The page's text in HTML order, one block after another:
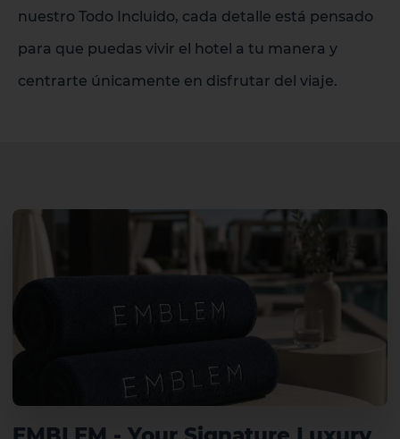
nuestro Todo Incluido, cada detalle está pensado
para que puedas vivir el hotel a tu manera y
centrarte únicamente en disfrutar del viaje.